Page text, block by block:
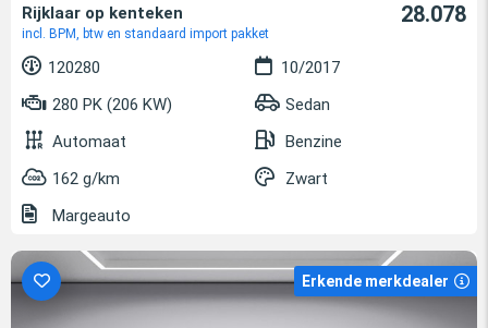
Rijklaar op kenteken
incl. BPM, btw en standaard import pakket
28.078
120280
10/2017
280 PK (206 KW)
Sedan
Automaat
Benzine
162 g/km
Zwart
Margeauto
Erkende merkdealer